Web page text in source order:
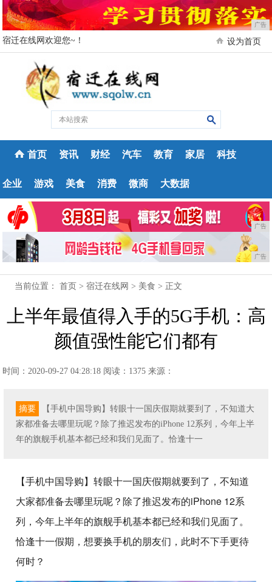
广告
宿迁在线网欢迎您~！ 设为首页
首页 资讯 财经 汽车 教育 家居 科技
企业 游戏 美食 消费 微商 大数据
广告
广告
当前位置：首页 >宿迁在线网 > 美食 > 正文
上半年最值得入手的5G手机：高
颜值强性能它们都有
时间：2020-09-27 04:28:18 阅读：1375 来源：
摘要
【手机中国导购】转眼十一国庆假期就要到了，不知道大
家都准备去哪里玩呢？除了推迟发布的iPhone 12系列，今年上半
年的旗舰手机基本都已经和我们见面了。恰逢十一
【手机中国导购】转眼十一国庆假期就要到了，不知道
大家都准备去哪里玩呢？除了推迟发布的iPhone 12系
列，今年上半年的旗舰手机基本都已经和我们见面了。
恰逢十一假期，想要换手机的朋友们，此时不下手更待
何时？